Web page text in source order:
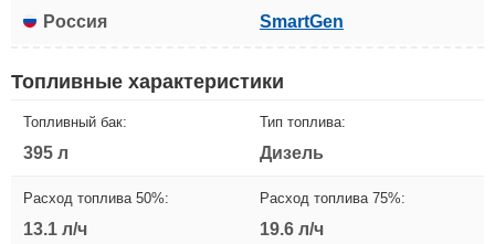
Россия SmartGen
Топливные характеристики
Топливный бак:
395 л
Тип топлива:
Дизель
Расход топлива 50%:
13.1 л/ч
Расход топлива 75%:
19.6 л/ч